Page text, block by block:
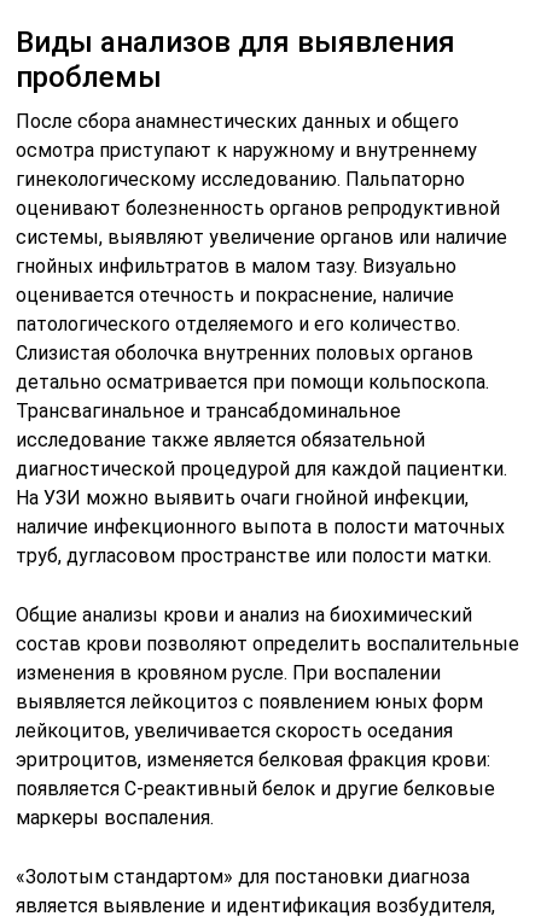
Виды анализов для выявления
проблемы
После сбора анамнестических данных и общего
осмотра приступают к наружному и внутреннему
гинекологическому исследованию. Пальпаторно
оценивают болезненность органов репродуктивной
системы, выявляют увеличение органов или наличие
гнойных инфильтратов в малом тазу. Визуально
оценивается отечность и покраснение, наличие
патологического отделяемого и его количество.
Слизистая оболочка внутренних половых органов
детально осматривается при помощи кольпоскопа.
Трансвагинальное и трансабдоминальное
исследование также является обязательной
диагностической процедурой для каждой пациентки.
На УЗИ можно выявить очаги гнойной инфекции,
наличие инфекционного выпота в полости маточных
труб, дугласовом пространстве или полости матки.
Общие анализы крови и анализ на биохимический
состав крови позволяют определить воспалительные
изменения в кровяном русле. При воспалении
выявляется лейкоцитоз с появлением юных форм
лейкоцитов, увеличивается скорость оседания
эритроцитов, изменяется белковая фракция крови:
появляется С-реактивный белок и другие белковые
маркеры воспаления.
«Золотым стандартом» для постановки диагноза
является выявление и идентификация возбудителя,